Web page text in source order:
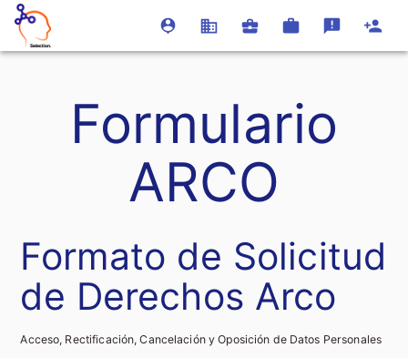
Formulario
ARCO
Formato de Solicitud
de Derechos Arco
Acceso, Rectificación, Cancelación y Oposición de Datos Personales